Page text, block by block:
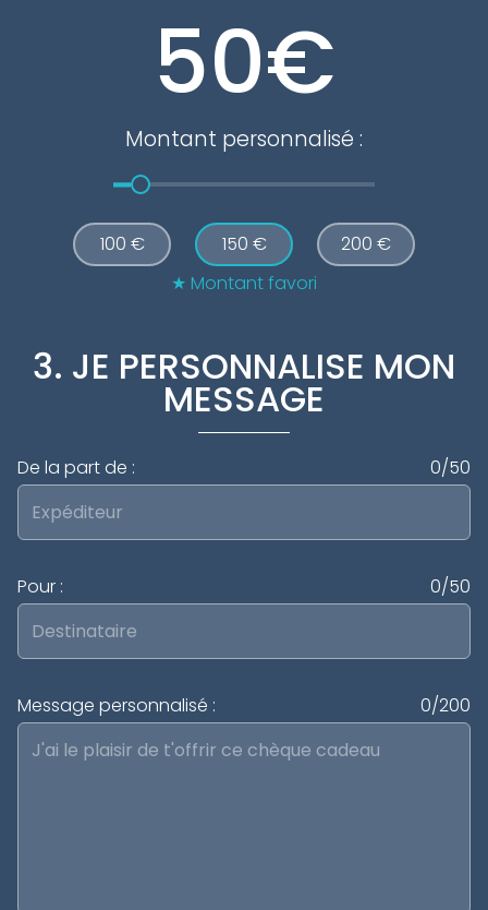
€
Montant personnalisé :
100 €
150 €
Montant favori
200 €
3. JE PERSONNALISE MON
MESSAGE
De la part de : 0/50
Pour : 0/50
Message personnalisé : 0/200